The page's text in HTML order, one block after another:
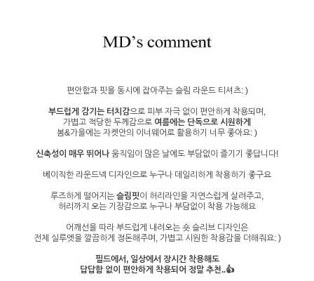
편안함과 핏을 동시에 잡아주는 슬림 라운드 티셔츠: )
부드럽게 감기는 터치감으로 피부 자극 없이 편안하게 착용되며,
가볍고 적당한 두께감으로 여름에는 단독으로 시원하게
봄&가을에는 자켓안의 이너웨어로 활용하기 너무 좋아요: )
신축성이 매우 뛰어나 움직임이 많은 날에도 부담없이 즐기기 좋답니다!
베이직한 라운드넥 디자인으로 누구나 데일리하게 착용하기 좋구요
루즈하게 떨어지는 슬림핏이 허리라인을 자연스럽게 살려주고,
허리까지 오는 기장감으로 누구나 부담없이 착용 가능해요
어깨선을 따라 부드럽게 내려오는 숏 슬리브 디자인은
전체 실루엣을 깔끔하게 정돈해주며, 가볍고 시원한 착용감을 더해줘요: )
필드에서, 일상에서 장시간 착용해도
답답함 없이 편안하게 착용되어 정말 추천..👍